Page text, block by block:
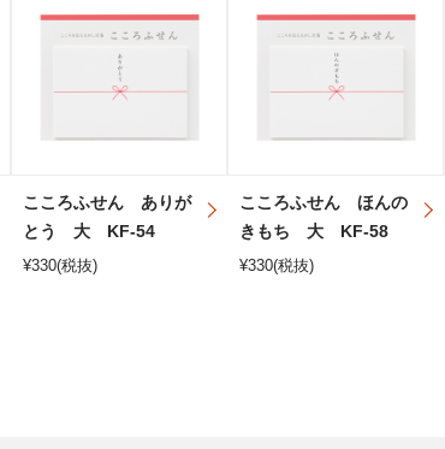
こころふせん ありが
とう 大 KF-54
¥330(税抜)
こころふせん ほんの
きもち 大 KF-58
¥330(税抜)